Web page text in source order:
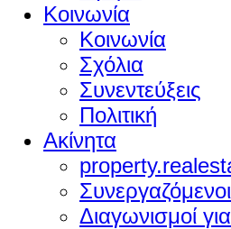
Κοινωνία
Κοινωνία
Σχόλια
Συνεντεύξεις
Πολιτική
Ακίνητα
Διαγωνισμοί